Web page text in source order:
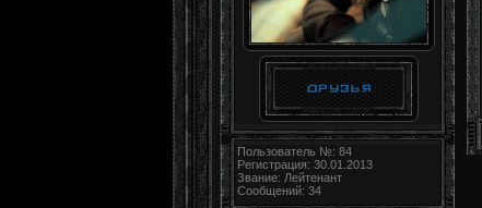
Пользователь №: 84
Регистрация: 30.01.2013
Звание: Лейтенант
Сообщений: 34